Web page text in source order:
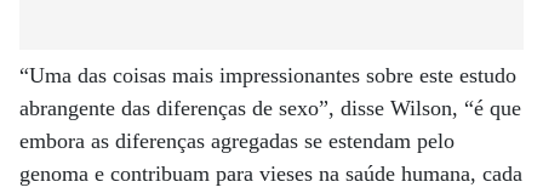
“Uma das coisas mais impressionantes sobre este estudo
abrangente das diferenças de sexo”, disse Wilson, “é que
embora as diferenças agregadas se estendam pelo
genoma e contribuam para vieses na saúde humana, cada